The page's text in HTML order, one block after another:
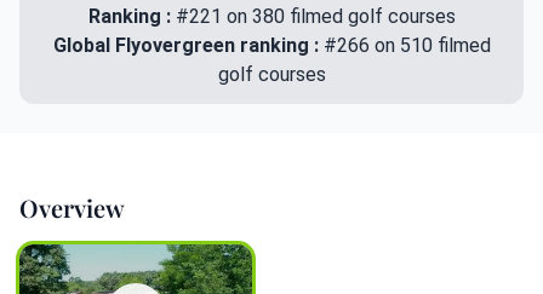
Ranking : #221 on 380 filmed golf courses
Global Flyovergreen ranking : #266 on 510 filmed
golf courses
Overview